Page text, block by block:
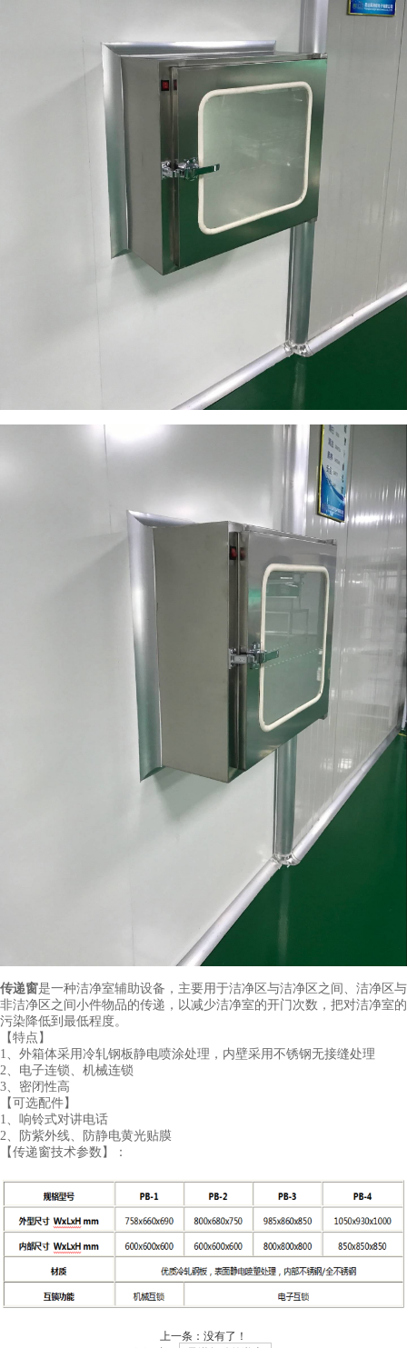
传递窗是一种洁净室辅助设备，主要用于洁净区与洁净区之间、洁净区与
非洁净区之间小件物品的传递，以减少洁净室的开门次数，把对洁净室的
污染降低到最低程度。
【特点】
1、外箱体采用冷轧钢板静电喷涂处理，内壁采用不锈钢无接缝处理
2、电子连锁、机械连锁
3、密闭性高
【可选配件】
1、响铃式对讲电话
2、防紫外线、防静电黄光贴膜
【传递窗技术参数】：
上一条：没有了！